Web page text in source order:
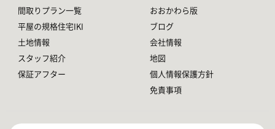
間取りプラン一覧
平屋の規格住宅IKI
土地情報
スタッフ紹介
保証アフター
おおかわら版
ブログ
会社情報
地図
個人情報保護方針
免責事項